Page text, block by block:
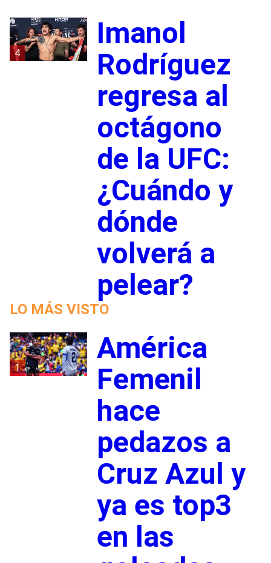
4
Imanol
Rodríguez
regresa al
octágono
de la UFC:
¿Cuándo y
dónde
volverá a
pelear?
LO MÁS VISTO
1
América
Femenil
hace
pedazos a
Cruz Azul y
ya es top3
en las